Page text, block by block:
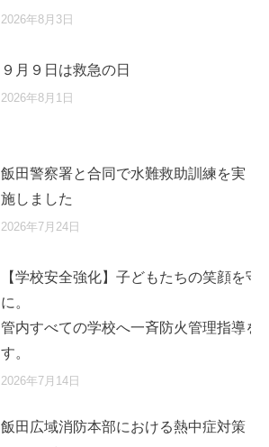
2026年8月3日
９月９日は救急の日
2026年8月1日
飯田警察署と合同で水難救助訓練を実
施しました
2026年7月24日
【学校安全強化】子どもたちの笑顔を守
に
管内すべての学校へ一斉防火管理指導を
す。
2026年7月14日
飯田広域消防本部における熱中症対策